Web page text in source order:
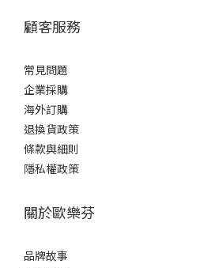
物是否偏酸，參考醫師建議，可先用清
暫時減少食物殘留，再找機會仔細清潔
險。正確刷牙方式矯正器讓清潔更具挑
效維持口腔健康哦：選擇工具：建議使
為矯正設計的V字型牙刷，方便深入牙套
齦呈45度角，輕柔以小範圍畫圓方式刷
方、牙縫與咬合面。清潔步驟：先刷上
角。時間掌握：每次刷牙應至少3分鐘，
貼心提醒：可搭配矯正專用牙間刷或牙
工具推薦與使用方式以下工具都是牙齒
顧客服務
常見問題
企業採購
海外訂購
退換貨政策
條款與細則
隱私權政策
關於歐樂芬
品牌故事